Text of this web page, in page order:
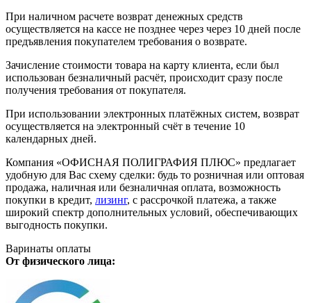
При наличном расчете возврат денежных средств
осуществляется на кассе не позднее через через 10 дней после
предъявления покупателем требования о возврате.
Зачисление стоимости товара на карту клиента, если был
использован безналичный расчёт, происходит сразу после
получения требования от покупателя.
При использовании электронных платёжных систем, возврат
осуществляется на электронный счёт в течение 10
календарных дней.
Компания «ОФИСНАЯ ПОЛИГРАФИЯ ПЛЮС» предлагает
удобную для Вас схему сделки: будь то розничная или оптовая
продажа, наличная или безналичная оплата, возможность
покупки в кредит, лизинг, с рассрочкой платежа, а также
широкий спектр дополнительных условий, обеспечивающих
выгодность покупки.
Варинаты оплаты
От физического лица: